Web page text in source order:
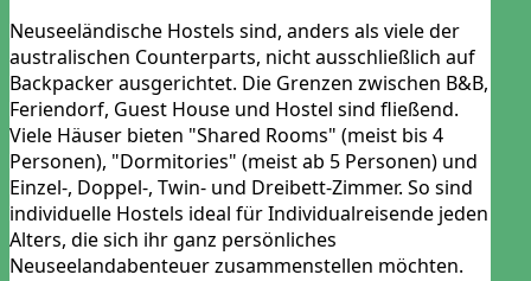
Neuseeländische Hostels sind, anders als viele der
australischen Counterparts, nicht ausschließlich auf
Backpacker ausgerichtet. Die Grenzen zwischen B&B,
Feriendorf, Guest House und Hostel sind fließend.
Viele Häuser bieten "Shared Rooms" (meist bis 4
Personen), "Dormitories" (meist ab 5 Personen) und
Einzel-, Doppel-, Twin- und Dreibett-Zimmer. So sind
individuelle Hostels ideal für Individualreisende jeden
Alters, die sich ihr ganz persönliches
Neuseelandabenteuer zusammenstellen möchten.